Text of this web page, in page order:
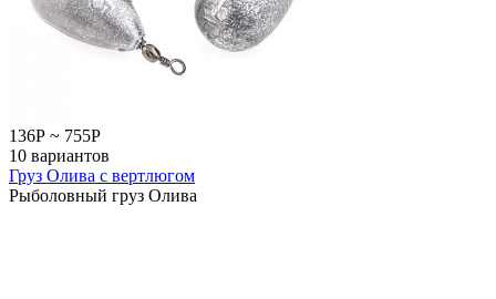
136Р ~ 755Р
10 вариантов
Груз Олива с вертлюгом
Рыболовный груз Олива